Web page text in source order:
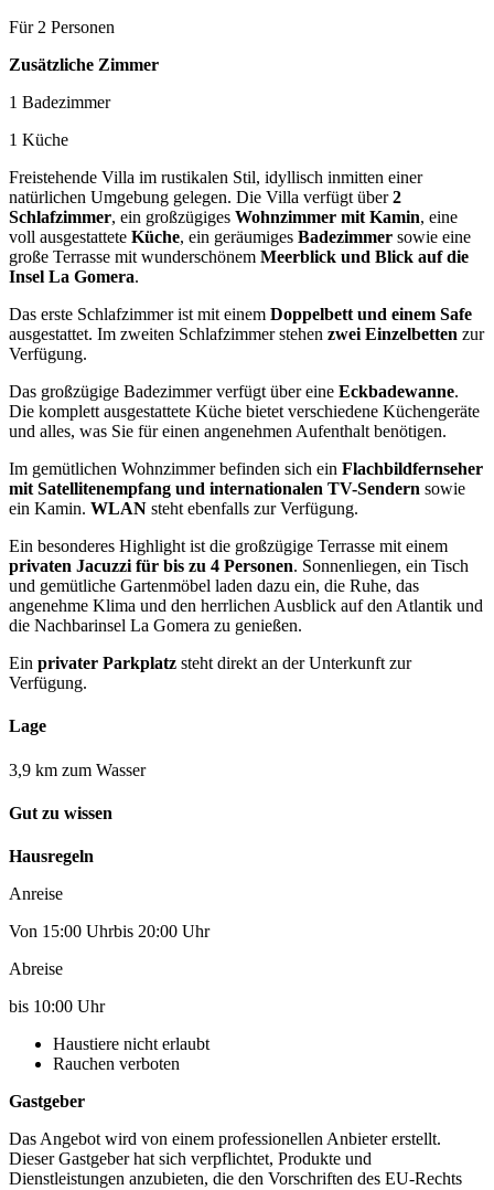
Für 2 Personen
Zusätzliche Zimmer
1 Badezimmer
1 Küche
Freistehende Villa im rustikalen Stil, idyllisch inmitten einer
natürlichen Umgebung gelegen. Die Villa verfügt über2
Schlafzimmer, ein großzügiges Wohnzimmer mit Kamin, eine
voll ausgestattete Küche, ein geräumiges Badezimmer sowie eine
große Terrasse mit wunderschönem Meerblick und Blick auf die
Insel La Gomera.
Das erste Schlafzimmer ist mit einem Doppelbett und einem Safe
ausgestattet. Im zweiten Schlafzimmer stehen zwei Einzelbetten zur
Verfügung.
Das großzügige Badezimmer verfügt über eine Eckbadewanne.
Die komplett ausgestattete Küche bietet verschiedene Küchengeräte
und alles, was Sie für einen angenehmen Aufenthalt benötigen.
Im gemütlichen Wohnzimmer befinden sich ein Flachbildfernseher
mit Satellitenempfang und internationalen TV-Sendern sowie
ein Kamin. WLAN steht ebenfalls zur Verfügung.
Ein besonderes Highlight ist die großzügige Terrasse mit einem
privaten Jacuzzi für bis zu 4 Personen. Sonnenliegen, ein Tisch
und gemütliche Gartenmöbel laden dazu ein, die Ruhe, das
angenehme Klima und den herrlichen Ausblick auf den Atlantik und
die Nachbarinsel La Gomera zu genießen.
Ein privater Parkplatz steht direkt an der Unterkunft zur
Verfügung.
Lage
3,9 km zum Wasser
Gut zu wissen
Hausregeln
Anreise
Von 15:00 Uhrbis 20:00 Uhr
Abreise
bis 10:00 Uhr
Haustiere nicht erlaubt
Rauchen verboten
Gastgeber
Das Angebot wird von einem professionellen Anbieter erstellt.
Dieser Gastgeber hat sich verpflichtet, Produkte und
Dienstleistungen anzubieten, die den Vorschriften des EU-Rechts